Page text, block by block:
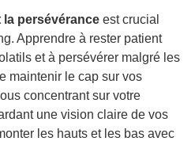
la persévérance est crucial
Apprendre à rester patient
et à persévérer malgré les
maintenir le cap sur vos
concentrant sur votre
une vision claire de vos
les hauts et les bas avec